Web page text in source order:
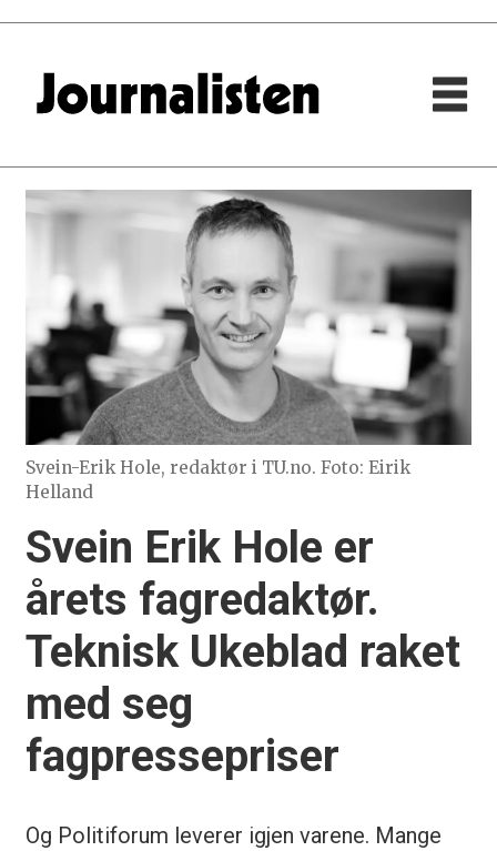
Svein-Erik Hole, redaktør i TU.no. Foto: Eirik
Helland
Svein Erik Hole er
årets fagredaktør.
Teknisk Ukeblad raket
med seg
fagpressepriser
Og Politiforum leverer igjen varene. Mange